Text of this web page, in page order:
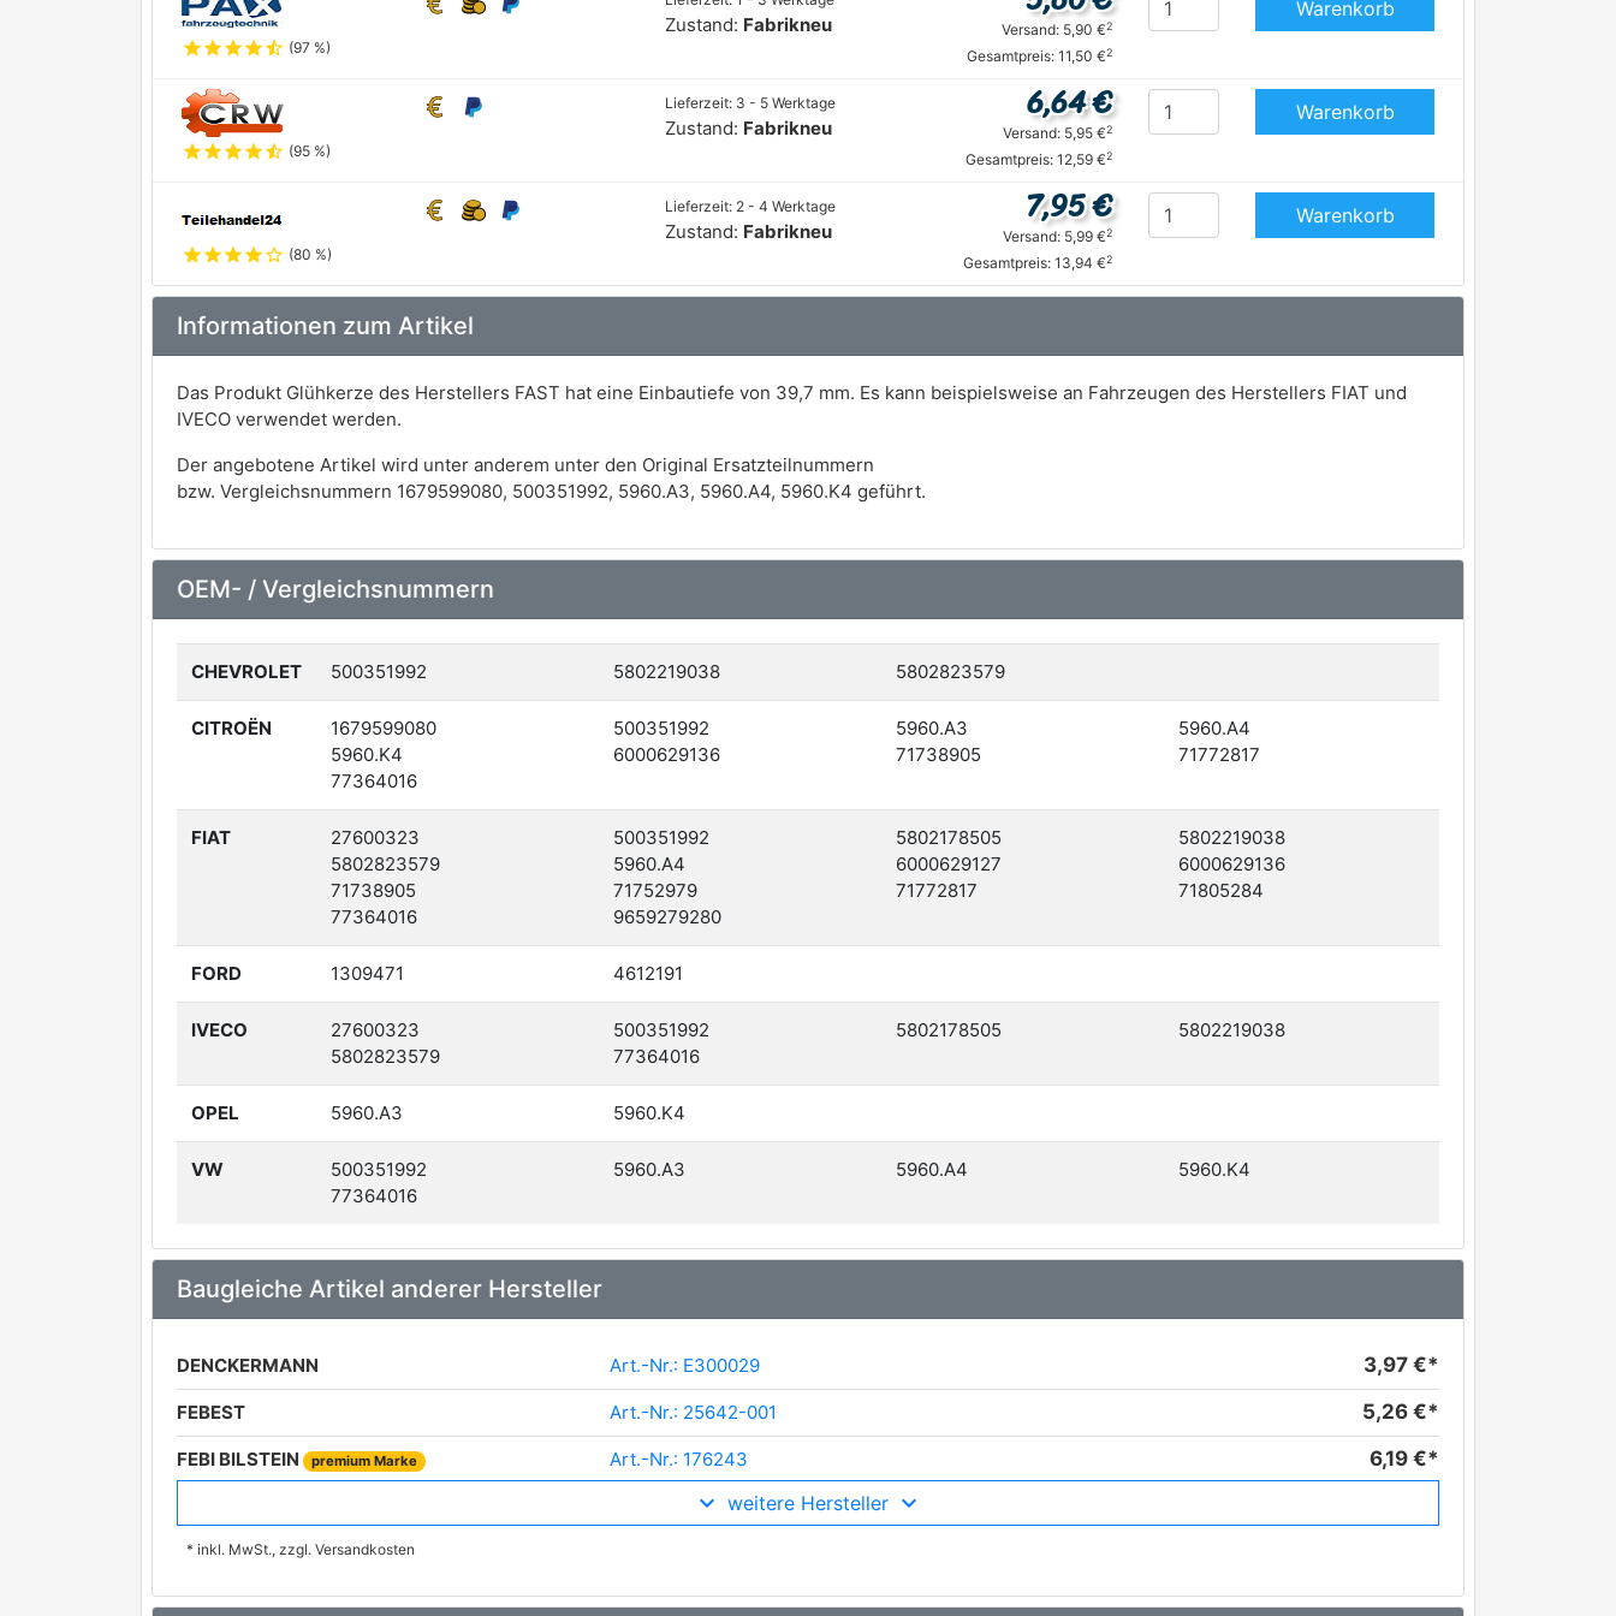
starstarstarstarstar_half (97 %)
Zustand: Fabrikneu Versand: 5,90 €2
Gesamtpreis: 11,50 €2
Warenkorb
starstarstarstarstar_half (95 %)
Lieferzeit: 3 - 5 Werktage
Zustand: Fabrikneu
6,64 €
Versand: 5,95 €2
Gesamtpreis: 12,59 €2
Warenkorb
starstarstarstarstar_outline (80 %)
Lieferzeit: 2 - 4 Werktage
Zustand: Fabrikneu
7,95 €
Versand: 5,99 €2
Gesamtpreis: 13,94 €2
Warenkorb
Informationen zum Artikel
Das Produkt Glühkerze des Herstellers FAST hat eine Einbautiefe von 39,7 mm. Es kann beispielsweise an Fahrzeugen des Herstellers FIAT und
IVECO verwendet werden.
Der angebotene Artikel wird unter anderem unter den Original Ersatzteilnummern
bzw. Vergleichsnummern 1679599080, 500351992, 5960.A3, 5960.A4, 5960.K4 geführt.
OEM- / Vergleichsnummern
CHEVROLET 500351992 5802219038 5802823579
CITROËN 1679599080 500351992 5960.A3
5960.A4
5960.K4
6000629136 71738905
71772817
77364016
FIAT 27600323 500351992 5802178505
5802219038
5802823579
5960.A4 6000629127
6000629136
71738905
71752979 71772817
71805284
77364016
9659279280
FORD 1309471 4612191
IVECO 27600323 500351992 5802178505
5802219038
5802823579
77364016
OPEL 5960.A3 5960.K4
VW 500351992 5960.A3 5960.A4
5960.K4
77364016
Baugleiche Artikel anderer Hersteller
DENCKERMANN Art.-Nr.: E300029 3,97 €*
FEBEST Art.-Nr.: 25642-001 5,26 €*
FEBI BILSTEIN premium Marke Art.-Nr.: 176243 6,19 €*
Art.-Nr.: 345174
VEMO premium Marke
MEYLE premium Marke Art.-Nr.: 214 860 0003 9,53 €*
weitere Hersteller
* inkl. MwSt., zzgl. Versandkosten